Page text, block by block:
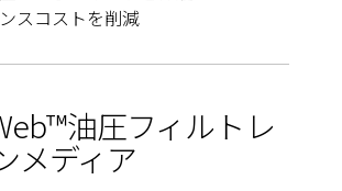
スコストを削減
油圧フィルトレ
メディア